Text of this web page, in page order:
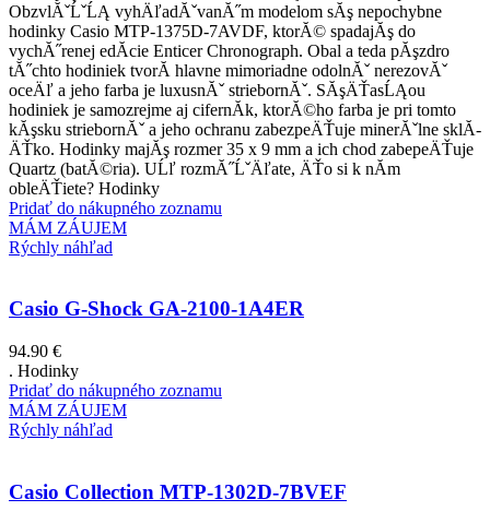
ObzvlĂˇĹˇĹĄ vyhÄľadĂˇvanĂ˝m modelom sĂş nepochybne
hodinky Casio MTP-1375D-7AVDF, ktorĂ© spadajĂş do
vychĂ˝renej edĂ­cie Enticer Chronograph. Obal a teda pĂşzdro
tĂ˝chto hodiniek tvorĂ­ hlavne mimoriadne odolnĂˇ nerezovĂˇ
oceÄľ a jeho farba je luxusnĂˇ striebornĂˇ. SĂşÄŤasĹĄou
hodiniek je samozrejme aj cifernĂ­k, ktorĂ©ho farba je pri tomto
kĂşsku striebornĂˇ a jeho ochranu zabezpeÄŤuje minerĂˇlne sklĂ­
ÄŤko. Hodinky majĂş rozmer 35 x 9 mm a ich chod zabepeÄŤuje
Quartz (batĂ©ria). UĹľ rozmĂ˝ĹˇÄľate, ÄŤo si k nĂ­m
obleÄŤiete? Hodinky
Pridať do nákupného zoznamu
MÁM ZÁUJEM
Rýchly náhľad
Casio G-Shock GA-2100-1A4ER
94.90 €
. Hodinky
Pridať do nákupného zoznamu
MÁM ZÁUJEM
Rýchly náhľad
Casio Collection MTP-1302D-7BVEF